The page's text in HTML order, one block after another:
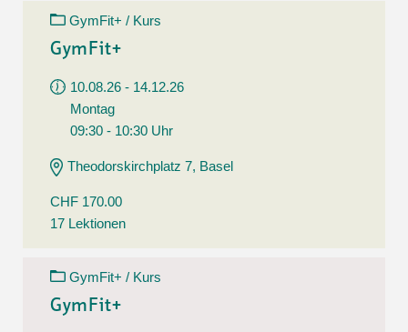
GymFit+ / Kurs
GymFit+
10.08.26 - 14.12.26
Montag
09:30 - 10:30 Uhr
Theodorskirchplatz 7, Basel
CHF 170.00
17 Lektionen
GymFit+ / Kurs
GymFit+